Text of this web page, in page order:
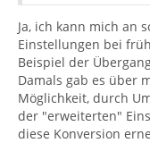
Ja, ich kann mich an
Einstellungen bei
Beispiel der
Damals gab es über
Möglichkeit, durch
der "erweiterten"
diese Konversion